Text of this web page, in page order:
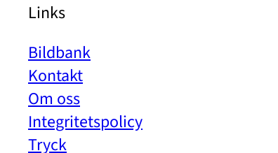
Links
Bildbank
Kontakt
Om oss
Integritetspolicy
Tryck